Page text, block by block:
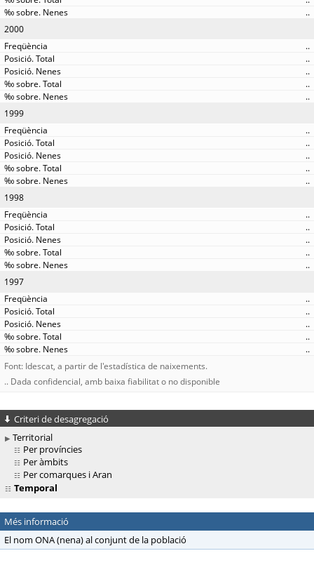
..
2000
..
..
..
..
..
1999
..
..
..
..
..
1998
..
..
..
..
..
1997
..
..
..
..
..
Font: Idescat, a partir de l'estadística de naixements.
.. Dada confidencial, amb baixa fiabilitat o no disponible
Criteri de desagregació
Territorial
Per províncies
Per àmbits
Per comarques i Aran
Temporal
Més informació
El nom ONA (nena) al conjunt de la població